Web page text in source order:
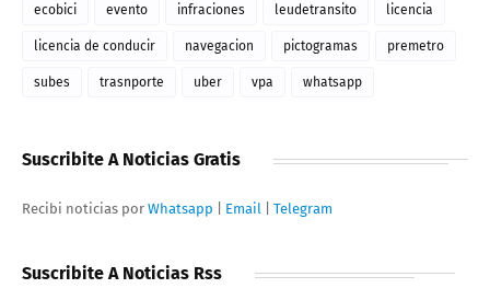
ecobici evento infraciones leudetransito licencia
licencia de conducir navegacion pictogramas premetro
subes trasnporte uber vpa whatsapp
Suscribite A Noticias Gratis
Recibi noticias por Whatsapp Email Telegram
Suscribite A Noticias Rss